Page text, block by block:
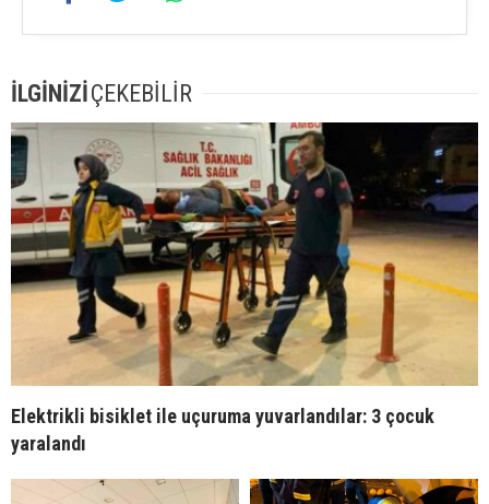
İLGİNİZİÇEKEBİLİR
Elektrikli bisiklet ile uçuruma yuvarlandılar: 3 çocuk
yaralandı